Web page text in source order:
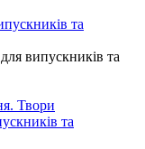
та
випускників та
Твори
та